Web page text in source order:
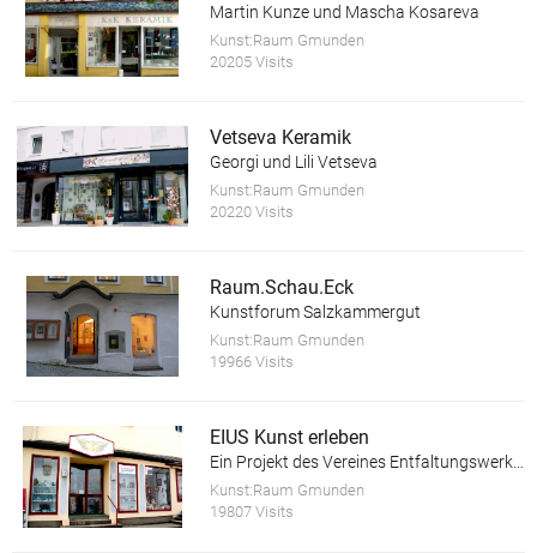
Martin Kunze und Mascha Kosareva
Kunst:Raum Gmunden
20205 Visits
Vetseva Keramik
Georgi und Lili Vetseva
Kunst:Raum Gmunden
20220 Visits
Raum.Schau.Eck
Kunstforum Salzkammergut
Kunst:Raum Gmunden
19966 Visits
EIUS Kunst erleben
Ein Projekt des Vereines Entfaltungswerkstatt
Kunst:Raum Gmunden
19807 Visits